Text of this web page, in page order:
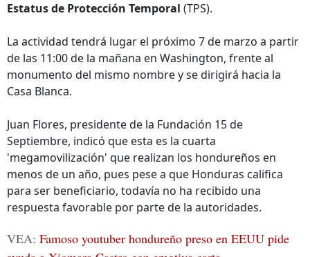
Estatus de Protección Temporal (TPS).
La actividad tendrá lugar el próximo 7 de marzo a partir
de las 11:00 de la mañana en Washington, frente al
monumento del mismo nombre y se dirigirá hacia la
Casa Blanca.
Juan Flores, presidente de la Fundación 15 de
Septiembre, indicó que esta es la cuarta
'megamovilización' que realizan los hondureños en
menos de un año, pues pese a que Honduras califica
para ser beneficiario, todavía no ha recibido una
respuesta favorable por parte de la autoridades.
VEA: Famoso youtuber hondureño preso en EEUU pide